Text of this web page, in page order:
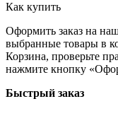
Как купить
Оформить заказ на
выбранные товары в
Корзина, проверьте
нажмите кнопку
Быстрый заказ